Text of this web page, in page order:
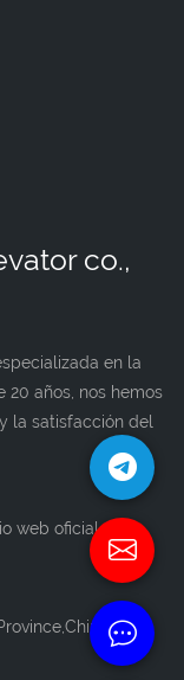
co.,
en la
20 años, nos hemos
la satisfacción del
web oficial de